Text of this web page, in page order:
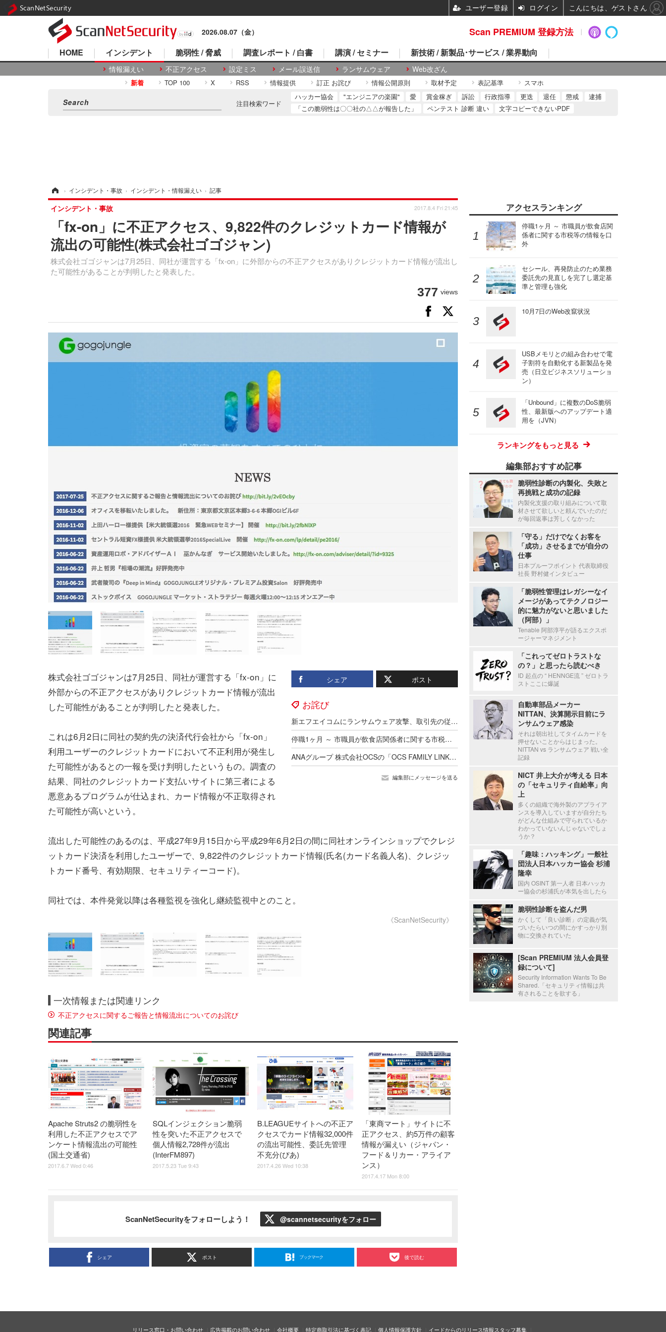
2026.08.07（金）
HOME インシデント
情報漏えい 不正アクセス 設定ミス メール誤送信 ランサムウェア Web改ざん
脆弱性 / 脅威 調査レポート / 白書 講演 / セミナー 新技術 / 新製品･サービス / 業界動向
新着 TOP 100 X RSS 情報提供 訂正 お詫び 情報公開原則 取材予定 表記基準 スマホ
注目検索ワード
ハッカー協会 "エンジニアの楽園" 愛 賞金稼ぎ 訴訟 行政指導 更迭 退任 懲戒
逮捕
「この脆弱性は〇〇社の△△が報告した」
ペンテスト 診断 違い 文字コピーできないPDF
› インシデント・事故 › インシデント・情報漏えい › 記事
「fx-on」に不正アクセス、9,822件のクレジットカード情報が
流出の可能性(株式会社ゴゴジャン)
株式会社ゴゴジャンは7月25日、同社が運営する「fx-on」に外部からの不正アクセスがありクレジットカード情報が流出し
た可能性があることが判明したと発表した。
インシデント・事故 2017.8.4 Fri 21:45
377 views
シェア ポスト
お詫び
新エフエイコムにランサムウェア攻撃、取引先の従業員に関する個人情報が漏えいした可能性
停職1ヶ月 ～ 市職員が飲食店関係者に関する市税等の情報を口外
ANAグループ 株式会社OCSの「OCS FAMILY LINK SERVICE」に不正アクセス、一部の個人情報・データが流出した可能性
編集部にメッセージを送る
株式会社ゴゴジャンは7月25日、同社が運営する「fx-on」に
外部からの不正アクセスがありクレジットカード情報が流出
した可能性があることが判明したと発表した。
これは6月2日に同社の契約先の決済代行会社から「fx-on」
利用ユーザーのクレジットカードにおいて不正利用が発生し
た可能性があるとの一報を受け判明したというもの。調査の
結果、同社のクレジットカード支払いサイトに第三者による
悪意あるプログラムが仕込まれ、カード情報が不正取得され
た可能性が高いという。
流出した可能性のあるのは、平成27年9月15日から平成29年6月2日の間に同社オンラインショップでクレジ
ットカード決済を利用したユーザーで、9,822件のクレジットカード情報(氏名(カード名義人名)、クレジッ
トカード番号、有効期限、セキュリティーコード)。
同社では、本件発覚以降は各種監視を強化し継続監視中とのこと。
《ScanNetSecurity》
一次情報または関連リンク
不正アクセスに関するご報告と情報流出についてのお詫び
関連記事
Apache Struts2 の脆弱性を
利用した不正アクセスでア
ンケート情報流出の可能性
(国土交通省)
2017.6.7 Wed 0:46
SQLインジェクション脆弱
性を突いた不正アクセスで
個人情報2,728件が流出
(InterFM897)
2017.5.23 Tue 9:43
B.LEAGUEサイトへの不正ア
クセスでカード情報32,000件
の流出可能性、委託先管理
不充分(ぴあ)
2017.4.26 Wed 10:38
「東商マート」サイトに不
正アクセス、約5万件の顧客
情報が漏えい（ジャパン・
フード＆リカー・アライア
ンス）
2017.4.17 Mon 8:00
ScanNetSecurityをフォローしよう！ @scannetsecurityをフォロー
シェア ポスト ブックマーク 後で読む
アクセスランキング
停職1ヶ月 ～ 市職員が飲食店関
係者に関する市税等の情報を口
外
セシール、再発防止のため業務
委託先の見直しを完了し選定基
準と管理も強化
10月7日のWeb改竄状況
USBメモリとの組み合わせで電
子割符を自動化する新製品を発
売（日立ビジネスソリューショ
ン）
「Unbound」に複数のDoS脆弱
性、最新版へのアップデート適
用を（JVN）
ランキングをもっと見る
編集部おすすめ記事
脆弱性診断の内製化、失敗と
再挑戦と成功の記録
内製化支援の取り組みについて取
材させて欲しいと頼んでいたのだ
が毎回返事は芳しくなかった
「守る」だけでなくお客を
「成功」させるまでが自分の
仕事
日本プルーフポイント 代表取締役
社長 野村健インタビュー
「脆弱性管理はレガシーなイ
メージがあってテクノロジー
的に魅力がないと思いました
（阿部）」
Tenable 阿部淳平が語るエクスポ
ージャーマネジメント
「これってゼロトラストな
の？」と思ったら読むべき
ID 起点の “ HENNGE流 ” ゼロトラ
ストここに爆誕
自動車部品メーカー
NITTAN、決算開示目前にラ
ンサムウェア感染
それは朝出社してタイムカードを
押せないことからはじまった。
NITTAN vs ランサムウェア 戦い全
記録
NICT 井上大介が考える 日本
の「セキュリティ自給率」向
上
多くの組織で海外製のアプライア
ンスを導入していますが自分たち
がどんな仕組みで守られているか
わかっていないんじゃないでしょ
うか？
「趣味：ハッキング」一般社
団法人日本ハッカー協会 杉浦
隆幸
国内 OSINT 第一人者 日本ハッカ
ー協会の杉浦氏が本気を出したら
脆弱性診断を盗んだ男
かくして「良い診断」の定義が気
づいたらいつの間にかすっかり別
物に交換されていた
[Scan PREMIUM 法人会員登
録について]
Security Information Wants To Be
Shared.「セキュリティ情報は共
有されることを欲する」
リリース窓口・お問い合わせ 広告掲載のお問い合わせ 会社概要 特定商取引法に基づく表記 個人情報保護方針 イードからのリリース情報スタッフ募集
Scan PREMIUM 登録方法
ScanNetSecurity ユーザー登録 ログイン こんにちは、ゲストさん